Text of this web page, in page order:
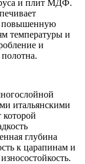
и плит МДФ.
повышенную
температуры и
и
итальянскими
которой
глубина
к царапинам и